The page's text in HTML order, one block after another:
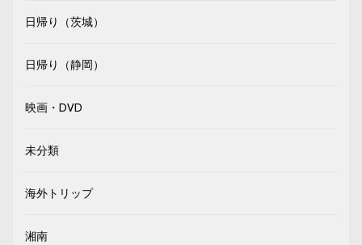
日帰り（茨城）
日帰り（静岡）
映画・DVD
未分類
海外トリップ
湘南